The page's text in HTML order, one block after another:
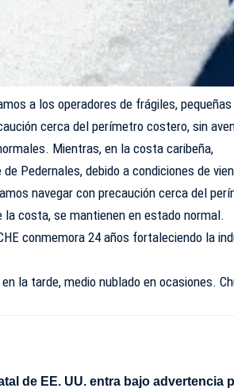
a los operadores de frágiles, pequeñas
cerca del perímetro costero, sin
Mientras, en la costa caribeña,
Pedernales, debido a condiciones de
navegar con precaución cerca del
costa, se mantienen en estado normal.
conmemora 24 años fortaleciendo la
la tarde, medio nublado en ocasiones.
de EE. UU. entra bajo advertencia